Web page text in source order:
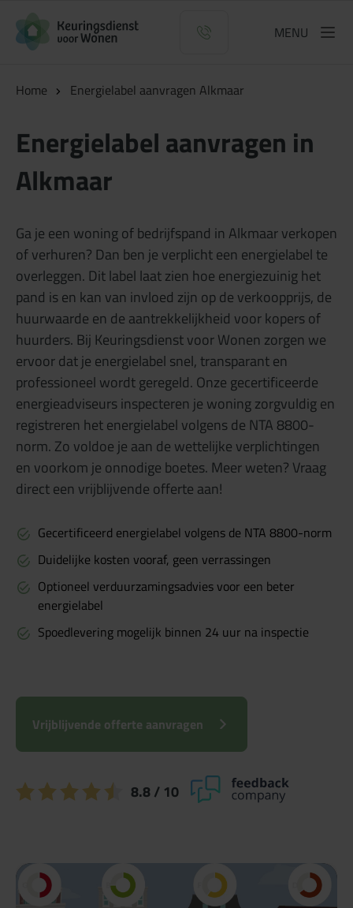
Logo Keuringsdienst voor Wonen
MENU
Home Energielabel aanvragen Alkmaar
Energielabel aanvragen in
Alkmaar
Ga je een woning of bedrijfspand in Alkmaar verkopen
of verhuren? Dan ben je verplicht een energielabel te
overleggen. Dit label laat zien hoe energiezuinig het
pand is en kan van invloed zijn op de verkoopprijs, de
huurwaarde en de aantrekkelijkheid voor kopers of
huurders. Bij Keuringsdienst voor Wonen zorgen we
ervoor dat je energielabel snel, transparant en
professioneel wordt geregeld. Onze gecertificeerde
energieadviseurs inspecteren je woning zorgvuldig en
registreren het energielabel volgens de NTA 8800-
norm. Zo voldoe je aan de wettelijke verplichtingen
en voorkom je onnodige boetes. Meer weten? Vraag
direct een vrijblijvende offerte aan!
Gecertificeerd energielabel volgens de NTA 8800-norm
Duidelijke kosten vooraf, geen verrassingen
Optioneel verduurzamingsadvies voor een beter
energielabel
Spoedlevering mogelijk binnen 24 uur na inspectie
Vrijblijvende offerte aanvragen
8.8/ 10